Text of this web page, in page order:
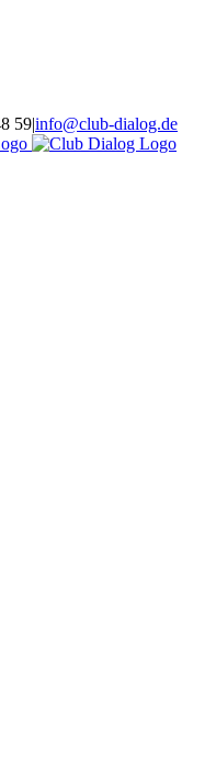
59|info@club-dialog.de